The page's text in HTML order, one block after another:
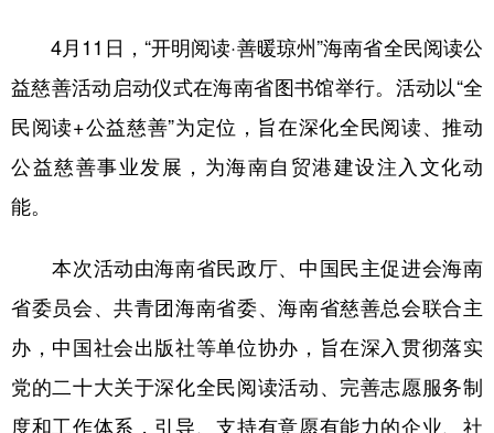
4月11日，“开明阅读·善暖琼州”海南省全民阅读公
益慈善活动启动仪式在海南省图书馆举行。活动以“全
民阅读+公益慈善”为定位，旨在深化全民阅读、推动
公益慈善事业发展，为海南自贸港建设注入文化动
能。
本次活动由海南省民政厅、中国民主促进会海南
省委员会、共青团海南省委、海南省慈善总会联合主
办，中国社会出版社等单位协办，旨在深入贯彻落实
党的二十大关于深化全民阅读活动、完善志愿服务制
度和工作体系，引导、支持有意愿有能力的企业、社